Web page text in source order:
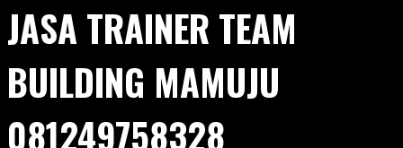
JASA TRAINER TEAM
BUILDING MAMUJU
081249758328